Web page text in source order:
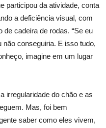
participou da atividade, conta
a deficiência visual, com
de cadeira de rodas. “Se eu
conseguiria. E isso tudo,
imagine em um lugar
irregularidade do chão e as
Mas, foi bem
saber como eles vivem,